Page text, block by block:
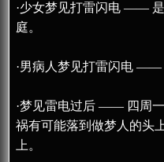
·少女梦见打雷闪电 ——
庭。
·男病人梦见打雷闪电 ——
·梦见雷电过后 —— 四周
祸有可能落到做梦人的头
上。